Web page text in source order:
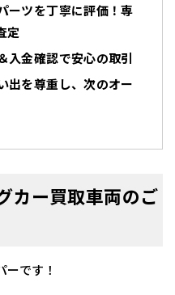
ーツを丁寧に評価！専
定
入金確認で安心の取引
出を尊重し、次のオー
カー買取車両のご
ーです！